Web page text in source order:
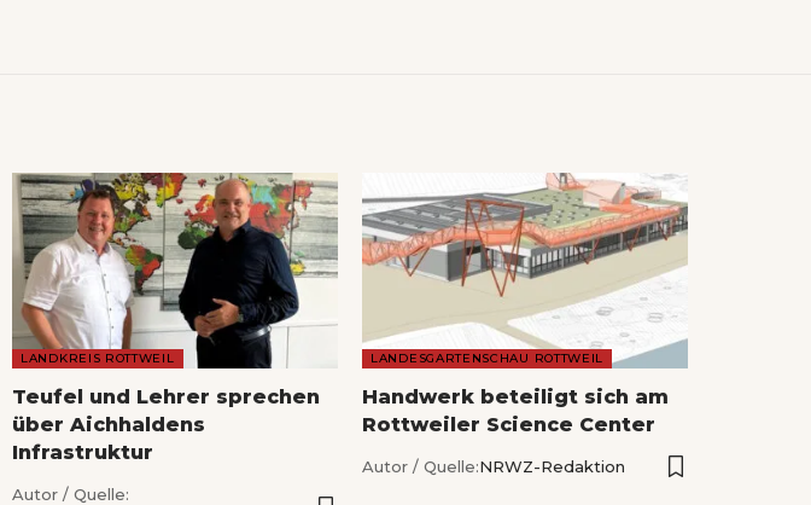
LANDKREIS ROTTWEIL
Teufel und Lehrer sprechen
über Aichhaldens
Infrastruktur
Autor / Quelle:
LANDESGARTENSCHAU ROTTWEIL
Handwerk beteiligt sich am
Rottweiler Science Center
Autor / Quelle:NRWZ-Redaktion